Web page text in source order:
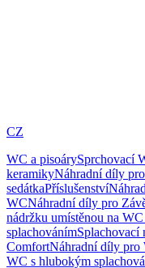
CZ
WC a pisoárySprchovací
keramikyNáhradní díly
sedátkaPříslušenství
WCNáhradní díly pro
nádržku umístěnou na
splachovánímSplachovací
ComfortNáhradní díly pro
WC s hlubokým